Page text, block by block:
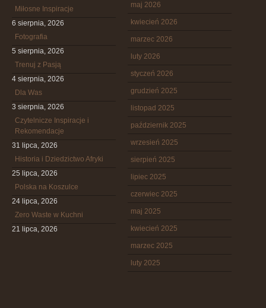
Miłosne Inspiracje
6 sierpnia, 2026
Fotografia
5 sierpnia, 2026
Trenuj z Pasją
4 sierpnia, 2026
Dla Was
3 sierpnia, 2026
Czytelnicze Inspiracje i
Rekomendacje
31 lipca, 2026
Historia i Dziedzictwo Afryki
25 lipca, 2026
Polska na Koszulce
24 lipca, 2026
Zero Waste w Kuchni
21 lipca, 2026
maj 2026
kwiecień 2026
marzec 2026
luty 2026
styczeń 2026
grudzień 2025
listopad 2025
październik 2025
wrzesień 2025
sierpień 2025
lipiec 2025
czerwiec 2025
maj 2025
kwiecień 2025
marzec 2025
luty 2025